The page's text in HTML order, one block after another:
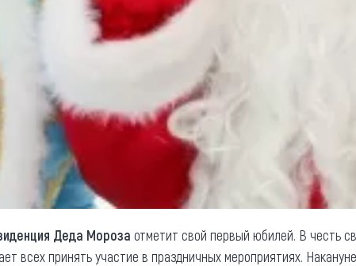
Деда Мороза отметит свой первый юбилей. В честь
всех принять участие в праздничных мероприятиях.